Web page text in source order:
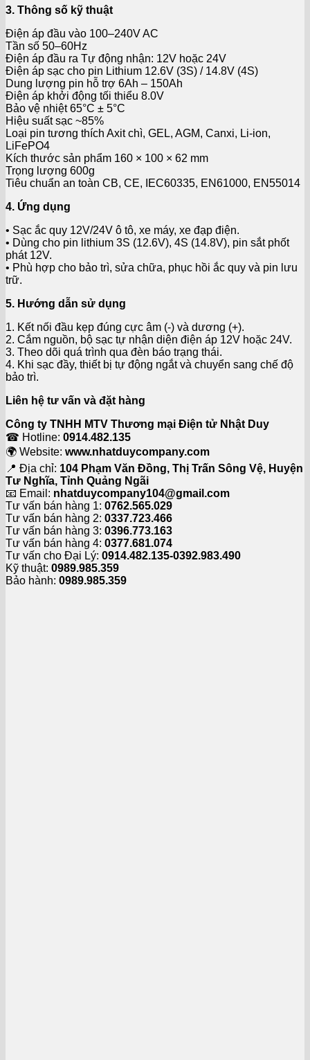
3. Thông số kỹ thuật
Điện áp đầu vào 100–240V AC
Tần số 50–60Hz
Điện áp đầu ra Tự động nhận: 12V hoặc 24V
Điện áp sạc cho pin Lithium 12.6V (3S) / 14.8V (4S)
Dung lượng pin hỗ trợ 6Ah – 150Ah
Điện áp khởi động tối thiểu 8.0V
Bảo vệ nhiệt 65°C ± 5°C
Hiệu suất sạc ~85%
Loại pin tương thích Axit chì, GEL, AGM, Canxi, Li-ion,
LiFePO4
Kích thước sản phẩm 160 × 100 × 62 mm
Trọng lượng 600g
Tiêu chuẩn an toàn CB, CE, IEC60335, EN61000, EN55014
4. Ứng dụng
• Sạc ắc quy 12V/24V ô tô, xe máy, xe đạp điện.
• Dùng cho pin lithium 3S (12.6V), 4S (14.8V), pin sắt phốt
phát 12V.
• Phù hợp cho bảo trì, sửa chữa, phục hồi ắc quy và pin lưu
trữ.
5. Hướng dẫn sử dụng
1. Kết nối đầu kẹp đúng cực âm (-) và dương (+).
2. Cắm nguồn, bộ sạc tự nhận diện điện áp 12V hoặc 24V.
3. Theo dõi quá trình qua đèn báo trạng thái.
4. Khi sạc đầy, thiết bị tự động ngắt và chuyển sang chế độ
bảo trì.
Liên hệ tư vấn và đặt hàng
Công ty TNHH MTV Thương mại Điện tử Nhật Duy
☎ Hotline: 0914.482.135
🌍 Website: www.nhatduycompany.com
📍 Địa chỉ: 104 Phạm Văn Đồng, Thị Trấn Sông Vệ, Huyện
Tư Nghĩa, Tỉnh Quảng Ngãi
📧 Email: nhatduycompany104@gmail.com
Tư vấn bán hàng 1: 0762.565.029
Tư vấn bán hàng 2: 0337.723.466
Tư vấn bán hàng 3: 0396.773.163
Tư vấn bán hàng 4: 0377.681.074
Tư vấn cho Đại Lý: 0914.482.135-0392.983.490
Kỹ thuật: 0989.985.359
Bảo hành: 0989.985.359